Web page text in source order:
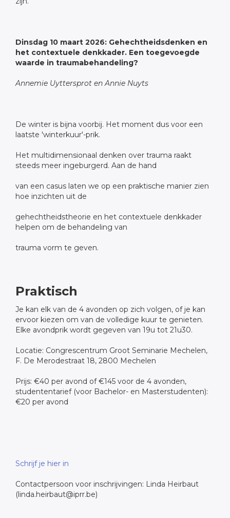
Dinsdag 10 maart 2026: Gehechtheidsdenken en
het contextuele denkkader. Een toegevoegde
waarde in traumabehandeling?
Annemie Uyttersprot en Annie Nuyts
De winter is bijna voorbij. Het moment dus voor een
laatste 'winterkuur'-prik.
Het multidimensionaal denken over trauma raakt
steeds meer ingeburgerd. Aan de hand
van een casus laten we op een praktische manier zien
hoe inzichten uit de
gehechtheidstheorie en het contextuele denkkader
helpen om de behandeling van
trauma vorm te geven.
Praktisch
Je kan elk van de 4 avonden op zich volgen, of je kan
ervoor kiezen om van de volledige kuur te genieten.
Elke avondprik wordt gegeven van 19u tot 21u30.
Locatie: Congrescentrum Groot Seminarie Mechelen,
F. De Merodestraat 18, 2800 Mechelen
Prijs: €40 per avond of €145 voor de 4 avonden,
studententarief (voor Bachelor- en Masterstudenten):
€20 per avond
Schrijf je hier in
Contactpersoon voor inschrijvingen: Linda Heirbaut
(linda.heirbaut@iprr.be)